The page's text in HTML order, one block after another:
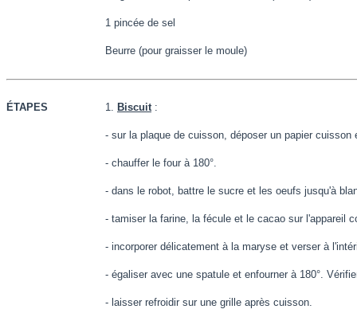
1 pincée de sel
Beurre (pour graisser le moule)
ÉTAPES 1. Biscuit:
- sur la plaque de cuisson, déposer un papier cuisson
- chauffer le four à 180°.
- dans le robot, battre le sucre et les oeufs jusqu'à
- tamiser la farine, la fécule et le cacao sur l'appareil
- incorporer délicatement à la maryse et verser à
- égaliser avec une spatule et enfourner à 180°.
- laisser refroidir sur une grille après cuisson.